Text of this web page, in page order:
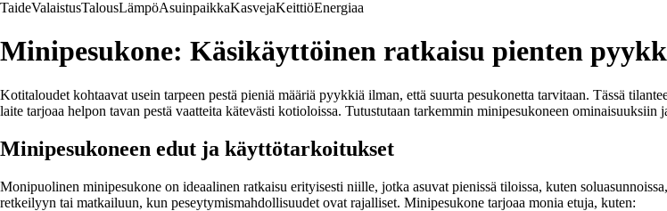
TaideValaistusTalousLämpöAsuinpaikkaKasvejaKeittiöEnergiaa
Minipesukone: Käsikäyttöinen ratkaisu pienten
Kotitaloudet kohtaavat usein tarpeen pestä pieniä määriä pyykkiä ilman, että suurta pesukonetta tarvitaan. Tässä
laite tarjoaa helpon tavan pestä vaatteita kätevästi kotioloissa. Tutustutaan tarkemmin minipesukoneen ominaisuuksiin
Minipesukoneen edut ja käyttötarkoitukset
Monipuolinen minipesukone on ideaalinen ratkaisu erityisesti niille, jotka asuvat pienissä tiloissa, kuten
retkeilyyn tai matkailuun, kun peseytymismahdollisuudet ovat rajalliset. Minipesukone tarjoaa monia etuja, kuten: